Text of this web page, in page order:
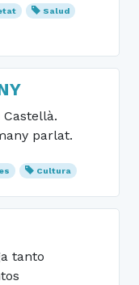
Salud
parlat.
Cultura
tanto